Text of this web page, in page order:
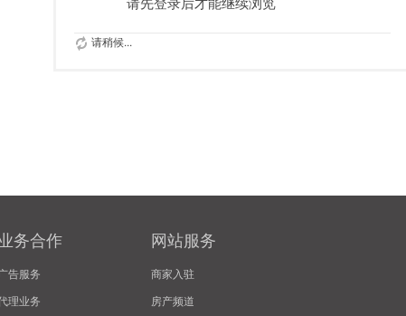
请稍候...
务合作
告服务
理业务
网站服务
商家入驻
房产频道